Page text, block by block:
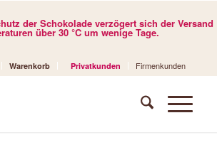
der Schokolade verzögert sich der Versand
über 30 °C um wenige Tage.
Warenkorb Privatkunden Firmenkunden